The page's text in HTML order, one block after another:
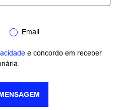
Email
e concordo em receber